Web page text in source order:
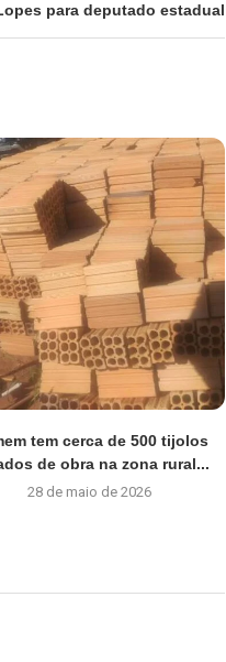
para deputado estadual
tem cerca de 500 tijolos
de obra na zona rural...
28 de maio de 2026